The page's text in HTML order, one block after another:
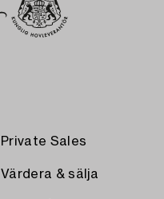
Private Sales
Värdera & sälja